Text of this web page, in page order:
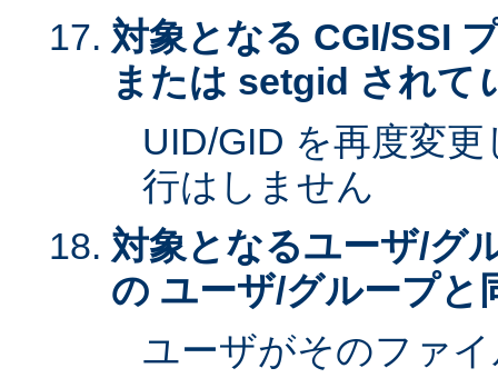
対象となる CGI/SSI
または setgid されて
UID/GID を再度変
行はしません
対象となるユーザ/グ
の ユーザ/グループと
ユーザがそのファ